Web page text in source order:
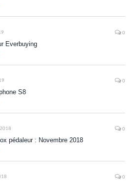
0
Everbuying
0
S8
0
pédaleur : Novembre 2018
0